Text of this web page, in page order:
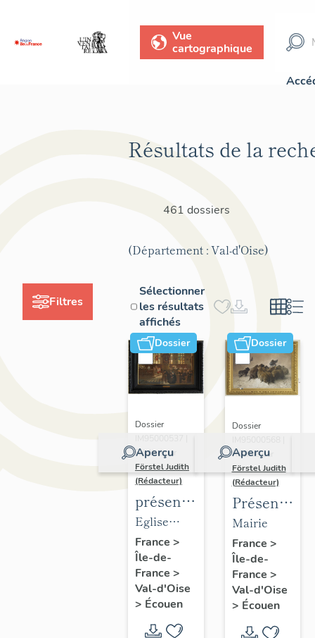
Vue
cartographique
Filtres
Résultats de la
461 dossiers
(Département : Val-d'Oise)
Sélectionner
les résultats
affichés
Dossier
Aperçu
Dossier
Réalisé par
Förstel Judith
(Rédacteur)
présentation
du
mobilier
de
l'église
d'Ecouen
Eglise
Saint-
Acceul
France >
Île-de-
France >
Val-d'Oise
> Écouen
Dossier
Aperçu
Dossier
Réalisé par
Förstel Judith
(Rédacteur)
du
mobilier
de la
mairie
d'Ecouen
Mairie
France >
Île-de-
France >
Val-d'Oise
> Écouen